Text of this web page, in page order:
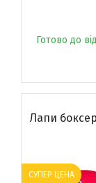
Готово до
Лапи
СУПЕР ЦЕНА